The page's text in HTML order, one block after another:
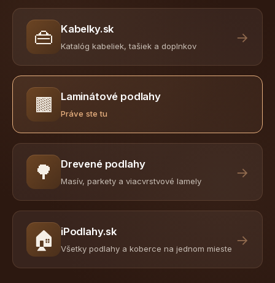
👜 Kabelky.sk
Katalóg kabeliek, tašiek a doplnkov
→
🟫 Laminátové podlahy
Práve ste tu
🌳 Drevené podlahy
Masív, parkety a viacvrstvové lamely
→
🏠 iPodlahy.sk
Všetky podlahy a koberce na jednom mieste
→